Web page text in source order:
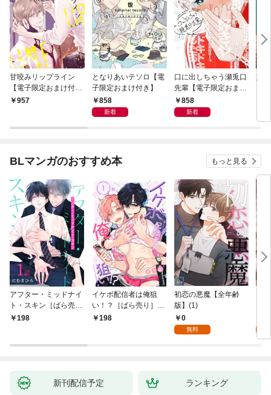
甘咬みリップライン
【電子限定おまけ付
き】957
となりあいテソロ【電
子限定おまけ付き】
858
新着
口に出しちゃう瀬兎口
先輩【電子限定おまけ
付き】
858
新着
奸
BLマンガのおすすめ本 もっと見る
アフター・ミッドナイ
ト・スキン［ばら売
り］ 第1話
198
イケボ配信者は俺狙
い！？［ばら売り］
第1話
198
初恋の悪魔【全年齢
版】(1)
0
無料
新刊配信予定 ランキング